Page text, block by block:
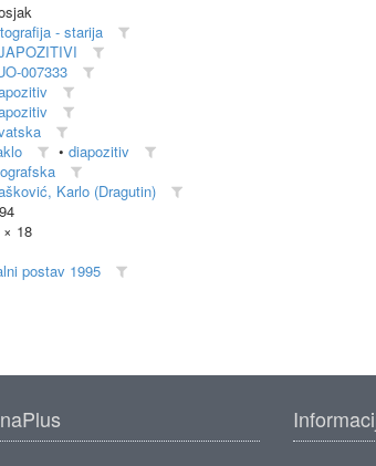
- starija
007333
• diapozitiv
Karlo (Dragutin)
× 18
postav 1995